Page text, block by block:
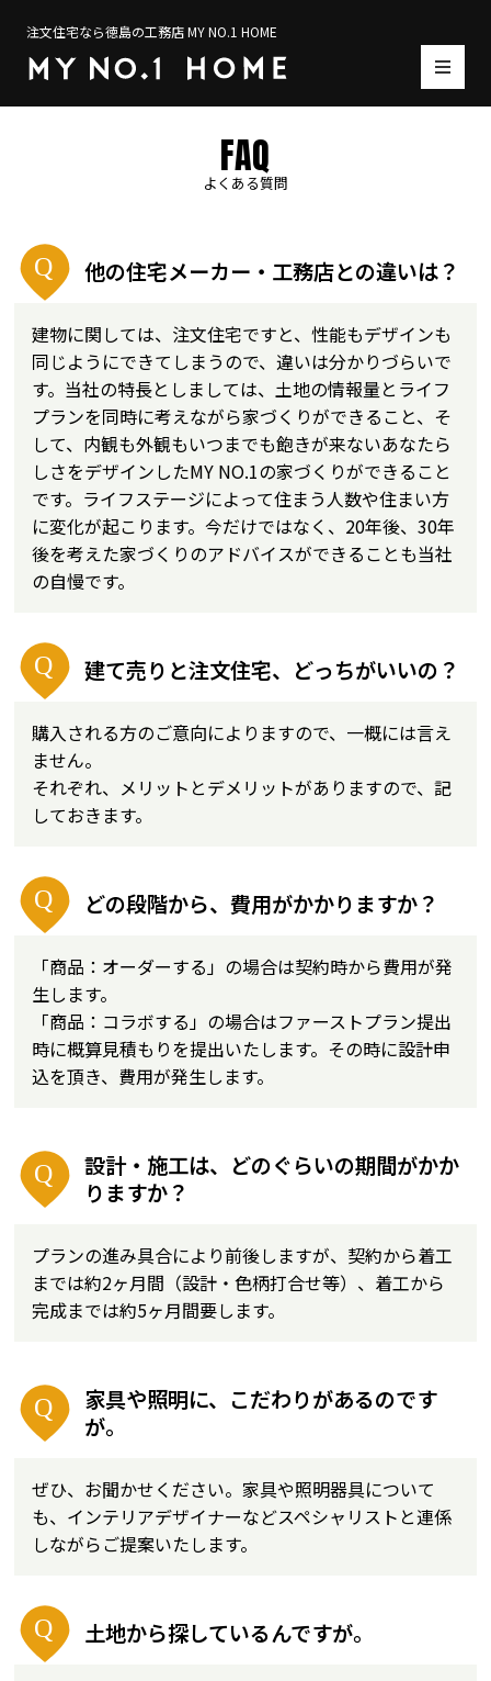
注文住宅なら徳島の工務店 MY NO.1 HOME
FAQ
よくある質問
他の住宅メーカー・工務店との違いは？
建物に関しては、注文住宅ですと、性能もデザインも
同じようにできてしまうので、違いは分かりづらいで
す。当社の特長としましては、土地の情報量とライフ
プランを同時に考えながら家づくりができること、そ
して、内観も外観もいつまでも飽きが来ないあなたら
しさをデザインしたMY NO.1の家づくりができること
です。ライフステージによって住まう人数や住まい方
に変化が起こります。今だけではなく、20年後、30年
後を考えた家づくりのアドバイスができることも当社
の自慢です。
建て売りと注文住宅、どっちがいいの？
購入される方のご意向によりますので、一概には言え
ません。
それぞれ、メリットとデメリットがありますので、記
しておきます。
どの段階から、費用がかかりますか？
「商品：オーダーする」の場合は契約時から費用が発
生します。
「商品：コラボする」の場合はファーストプラン提出
時に概算見積もりを提出いたします。その時に設計申
込を頂き、費用が発生します。
設計・施工は、どのぐらいの期間がかか
りますか？
プランの進み具合により前後しますが、契約から着工
までは約2ヶ月間（設計・色柄打合せ等）、着工から
完成までは約5ヶ月間要します。
家具や照明に、こだわりがあるのです
が。
ぜひ、お聞かせください。家具や照明器具について
も、インテリアデザイナーなどスペシャリストと連係
しながらご提案いたします。
土地から探しているんですが。